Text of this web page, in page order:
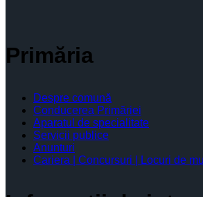
Primăria
Despre comună
Conducerea Primăriei
Aparatul de specialitate
Servicii publice
Anunturi
Cariera | Concursuri | Locuri de